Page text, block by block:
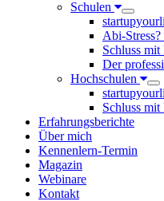
Schulen
Abi-
Schluss
Der
Hochschulen
Schluss
Erfahrungsberichte
Über mich
Kennenlern-Termin
Magazin
Webinare
Kontakt